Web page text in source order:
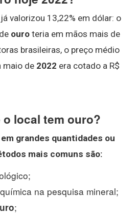
valorizou 13,22% em dólar: o
ouro teria em mãos mais de
brasileiras, o preço médio
maio de 2022 era cotado a R$
local tem ouro?
em grandes quantidades ou
mais comuns são:
na pesquisa mineral;
;